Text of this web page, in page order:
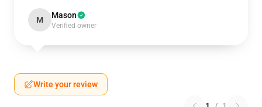
M Mason
Verified owner
Write your review